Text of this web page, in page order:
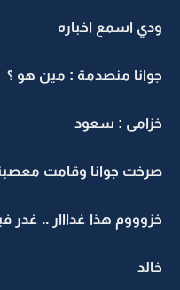
ودي اسمع اخباره
جوانا منصدمة : مين هو ؟
خزامى : سعود
صرخت جوانا وقامت
خزوووم هذا غدااار .. غدر
خالد